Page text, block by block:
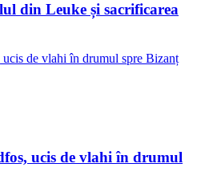
din Leuke și sacrificarea
ucis de vlahi în drumul